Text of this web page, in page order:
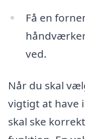
Få en
ved.
Når du skal
vigtigt at have
skal ske